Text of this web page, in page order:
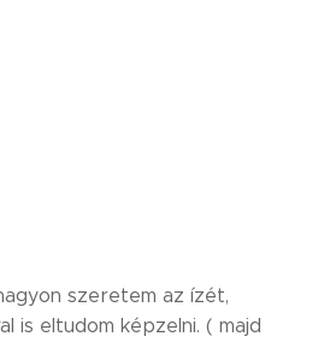
szeretem az ízét,
is eltudom képzelni. ( majd